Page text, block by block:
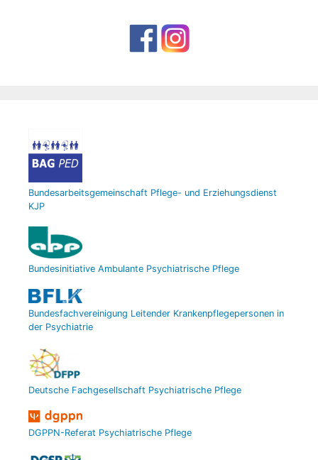
Bundesarbeitsgemeinschaft Pflege- und Erziehungsdienst
KJP
Bundesinitiative Ambulante Psychiatrische Pflege
Bundesfachvereinigung Leitender Krankenpflegepersonen in
der Psychiatrie
Deutsche Fachgesellschaft Psychiatrische Pflege
DGPPN-Referat Psychiatrische Pflege